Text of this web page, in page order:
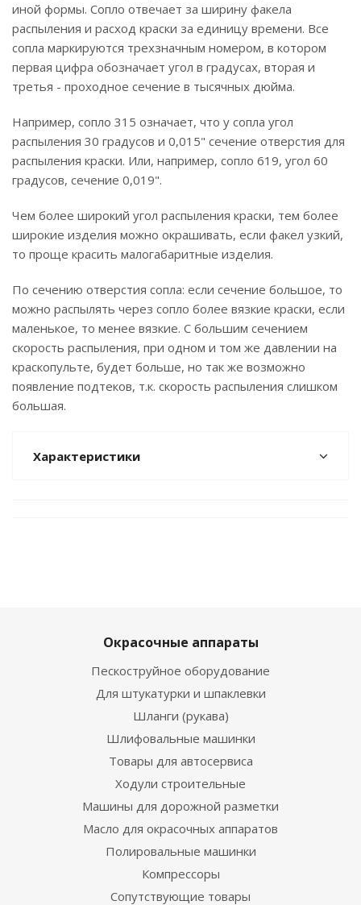
иной формы. Сопло отвечает за ширину факела
распыления и расход краски за единицу времени. Все
сопла маркируются трехзначным номером, в котором
первая цифра обозначает угол в градусах, вторая и
третья - проходное сечение в тысячных дюйма.
Например, сопло 315 означает, что у сопла угол
распыления 30 градусов и 0,015" сечение отверстия для
распыления краски. Или, например, сопло 619, угол 60
градусов, сечение 0,019".
Чем более широкий угол распыления краски, тем более
широкие изделия можно окрашивать, если факел узкий,
то проще красить малогабаритные изделия.
По сечению отверстия сопла: если сечение большое, то
можно распылять через сопло более вязкие краски, если
маленькое, то менее вязкие. С большим сечением
скорость распыления, при одном и том же давлении на
краскопульте, будет больше, но так же возможно
появление подтеков, т.к. скорость распыления слишком
большая.
Характеристики
Окрасочные аппараты
Пескоструйное оборудование
Для штукатурки и шпаклевки
Шланги (рукава)
Шлифовальные машинки
Товары для автосервиса
Ходули строительные
Машины для дорожной разметки
Масло для окрасочных аппаратов
Полировальные машинки
Компрессоры
Сопутствующие товары